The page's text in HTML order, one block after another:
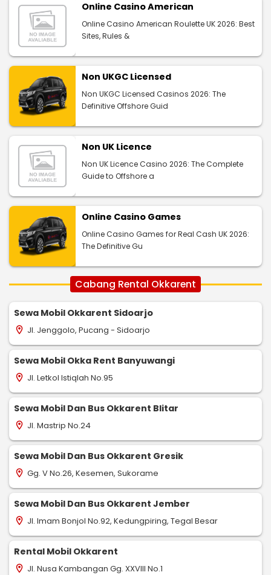
Online Casino American
Online Casino American Roulette UK 2026: Best
Sites, Rules &
Non UKGC Licensed
Non UKGC Licensed Casinos 2026: The
Definitive Offshore Guid
Non UK Licence
Non UK Licence Casino 2026: The Complete
Guide to Offshore a
Online Casino Games
Online Casino Games for Real Cash UK 2026:
The Definitive Gu
Cabang Rental Okkarent
Sewa Mobil Okkarent Sidoarjo
location_on Jl. Jenggolo, Pucang - Sidoarjo
Sewa Mobil Okka Rent Banyuwangi
location_on Jl. Letkol Istiqlah No.95
Sewa Mobil Dan Bus Okkarent Blitar
location_on Jl. Mastrip No.24
Sewa Mobil Dan Bus Okkarent Gresik
location_on Gg. V No.26, Kesemen, Sukorame
Sewa Mobil Dan Bus Okkarent Jember
location_on Jl. Imam Bonjol No.92, Kedungpiring, Tegal Besar
Rental Mobil Okkarent
location_on Jl. Nusa Kambangan Gg. XXVIII No.1